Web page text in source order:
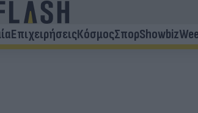
ΕπιχειρήσειςΚόσμοςΣπορShowbiz